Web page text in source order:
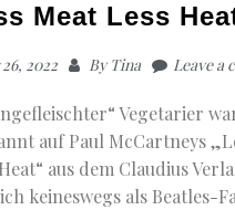
Meat Less
2022 ByTina Leave a
Vegetarier
auf Paul McCartneys
aus dem Claudius
keineswegs als Beatles-